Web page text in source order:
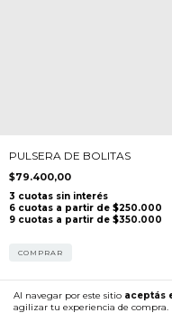
Al navegar por este sitio aceptás
agilizar tu experiencia de compra.
PULSERA DE BOLITAS
$79.400,00
COMPRAR